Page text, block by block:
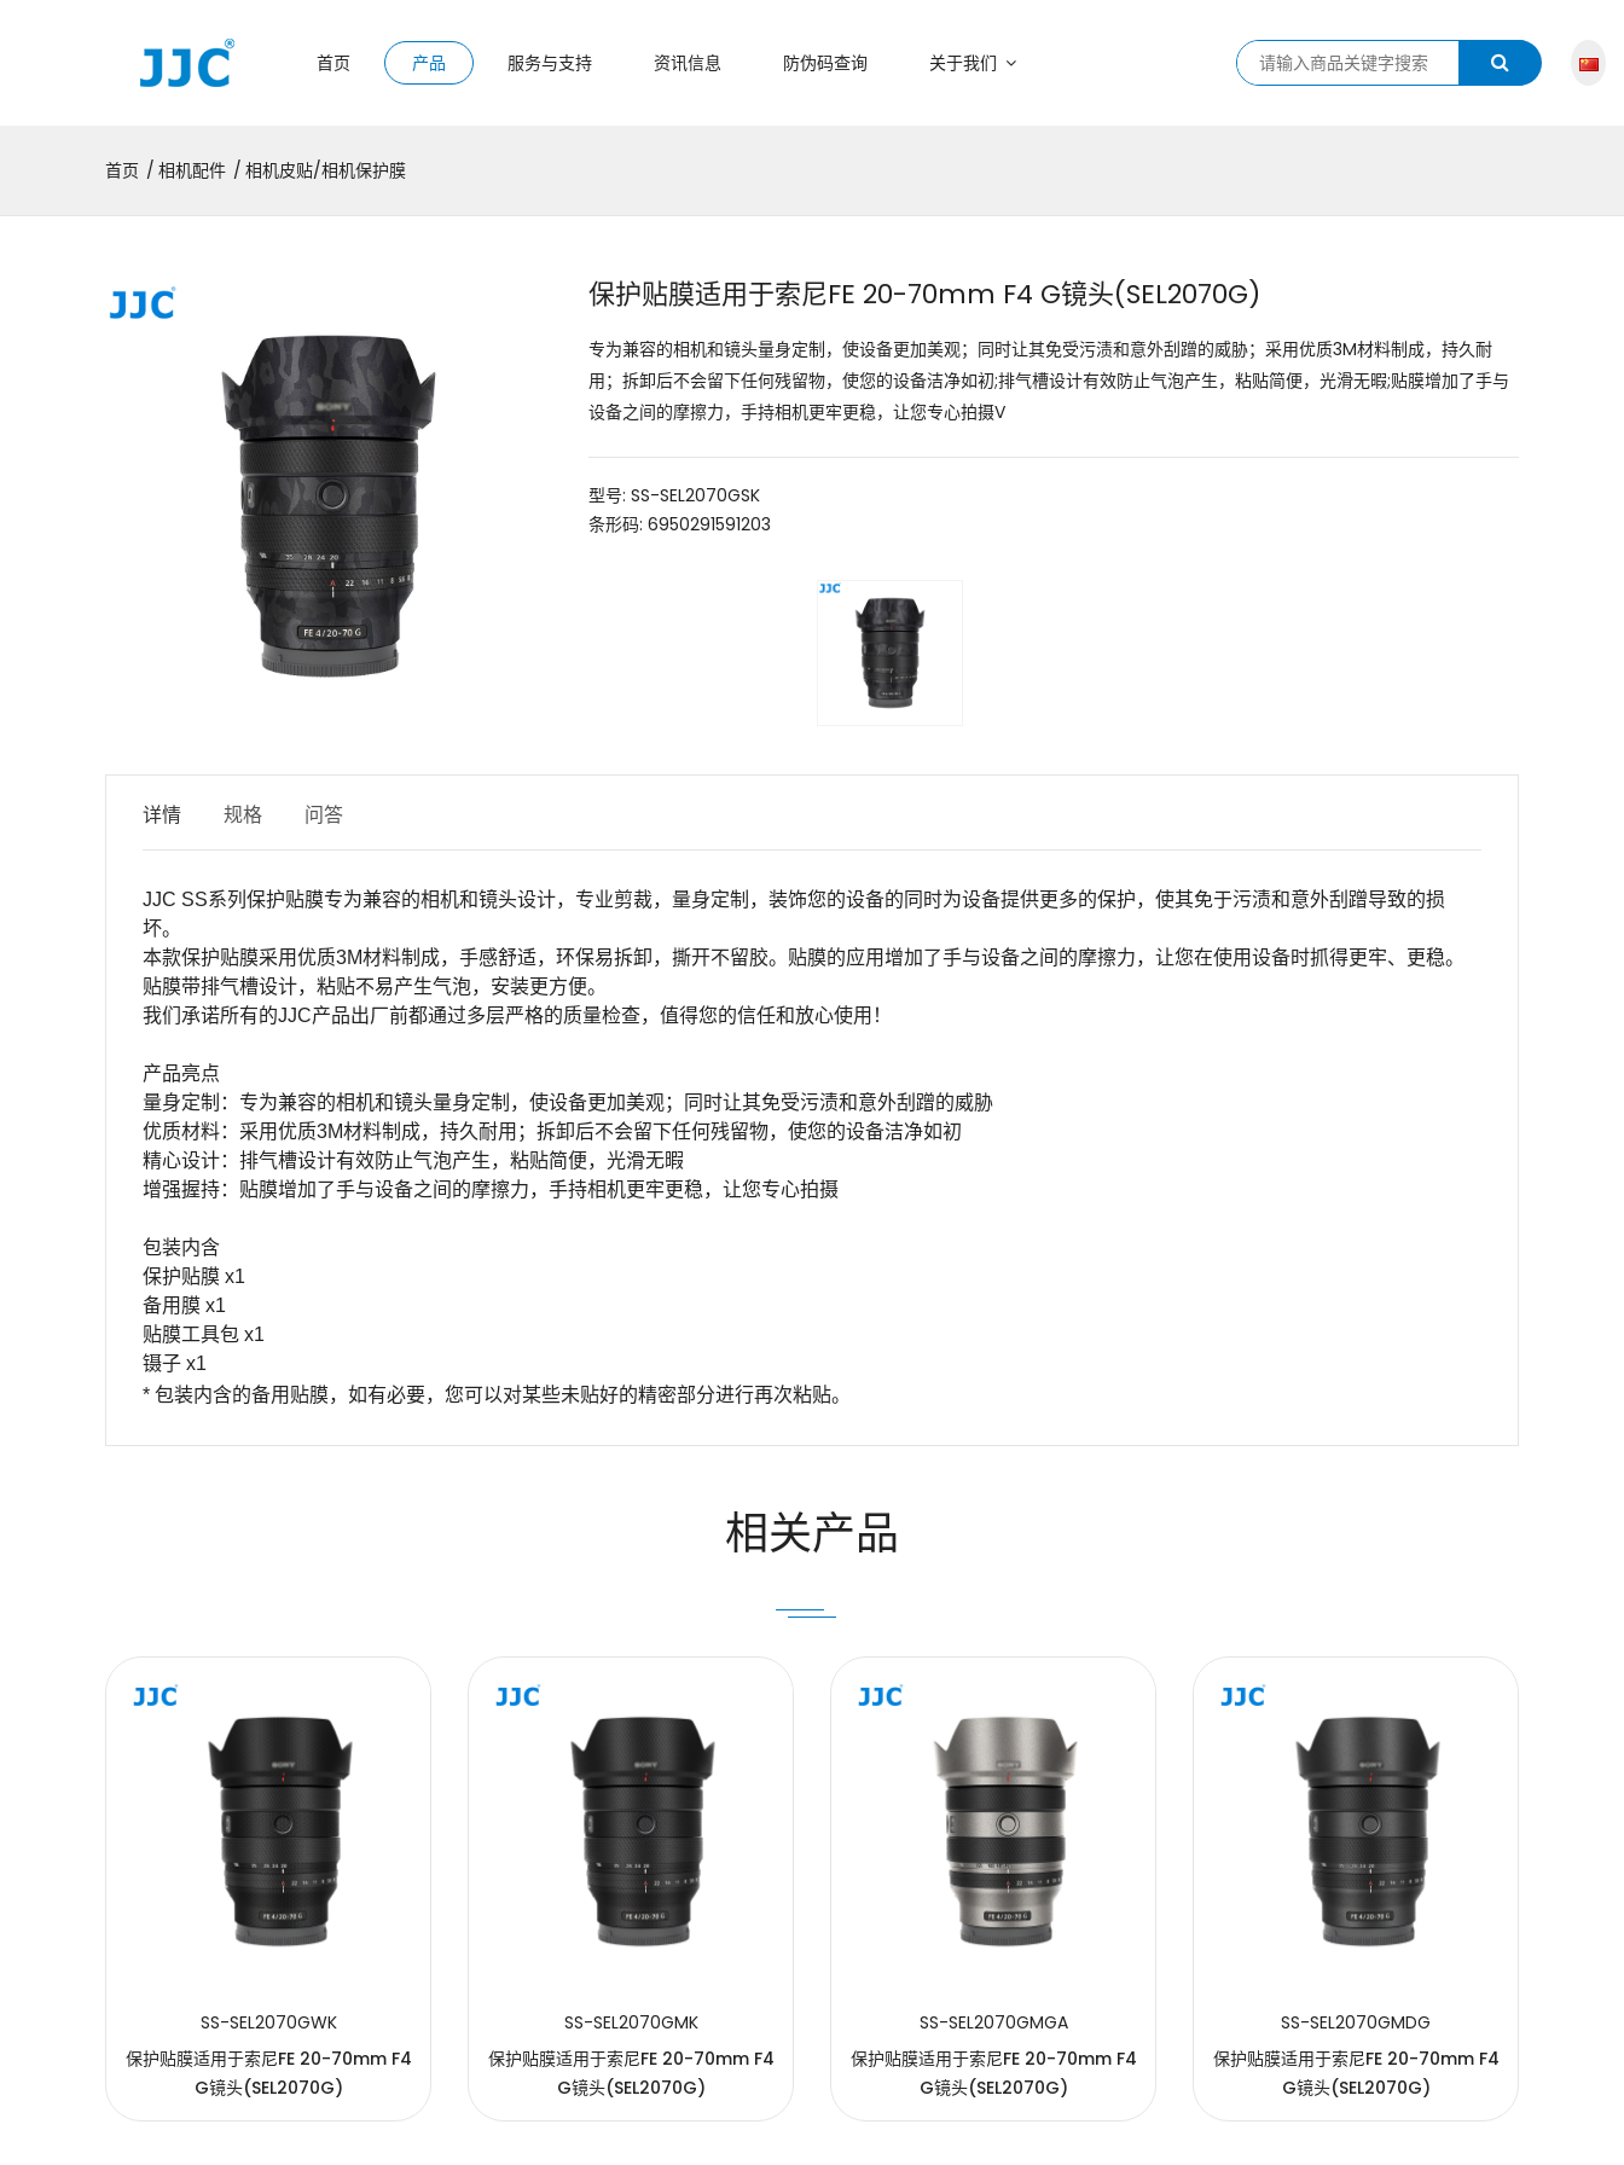
首页 产品 服务与支持 资讯信息 防伪码查询 关于我们
首页 相机配件 相机皮贴/相机保护膜
保护贴膜适用于索尼FE 20-70mm F4 G镜头(SEL2070G)
专为兼容的相机和镜头量身定制，使设备更加美观；同时让其免受污渍和意外刮蹭的威胁；采用优质3M材料制成，持久耐
用；拆卸后不会留下任何残留物，使您的设备洁净如初;排气槽设计有效防止气泡产生，粘贴简便，光滑无暇;贴膜增加了手与
设备之间的摩擦力，手持相机更牢更稳，让您专心拍摄V
型号: SS-SEL2070GSK
条形码: 6950291591203
详情 规格 问答
JJC SS系列保护贴膜专为兼容的相机和镜头设计，专业剪裁，量身定制，装饰您的设备的同时为设备提供更多的保护，使其免于污渍和意外刮蹭导致的损
坏。
本款保护贴膜采用优质3M材料制成，手感舒适，环保易拆卸，撕开不留胶。贴膜的应用增加了手与设备之间的摩擦力，让您在使用设备时抓得更牢、更稳。
贴膜带排气槽设计，粘贴不易产生气泡，安装更方便。
我们承诺所有的JJC产品出厂前都通过多层严格的质量检查，值得您的信任和放心使用！
产品亮点
量身定制：专为兼容的相机和镜头量身定制，使设备更加美观；同时让其免受污渍和意外刮蹭的威胁
优质材料：采用优质3M材料制成，持久耐用；拆卸后不会留下任何残留物，使您的设备洁净如初
精心设计：排气槽设计有效防止气泡产生，粘贴简便，光滑无暇
增强握持：贴膜增加了手与设备之间的摩擦力，手持相机更牢更稳，让您专心拍摄
包装内含
保护贴膜 x1
备用膜 x1
贴膜工具包 x1
镊子 x1
* 包装内含的备用贴膜，如有必要，您可以对某些未贴好的精密部分进行再次粘贴。
相关产品
SS-SEL2070GWK
保护贴膜适用于索尼FE 20-70mm F4
G镜头(SEL2070G)
SS-SEL2070GMK
保护贴膜适用于索尼FE 20-70mm F4
G镜头(SEL2070G)
SS-SEL2070GMGA
保护贴膜适用于索尼FE 20-70mm F4
G镜头(SEL2070G)
SS-SEL2070GMDG
保护贴膜适用于索尼FE 20-70mm F4
G镜头(SEL2070G)